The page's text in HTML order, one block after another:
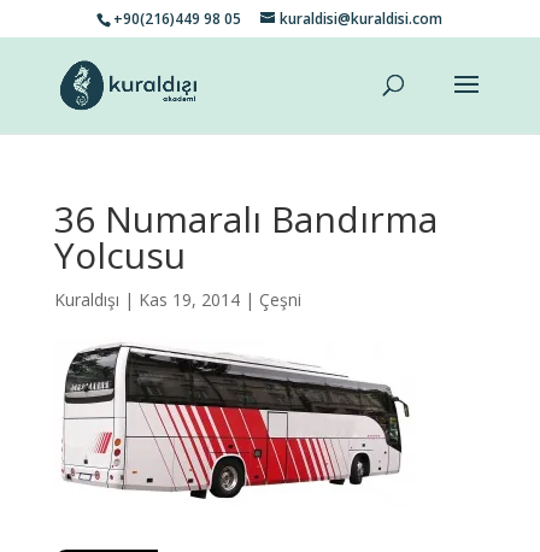
+90(216)449 98 05 kuraldisi@kuraldisi.com
36 Numaralı Bandırma
Yolcusu
Kuraldışı | Kas 19, 2014 | Çeşni